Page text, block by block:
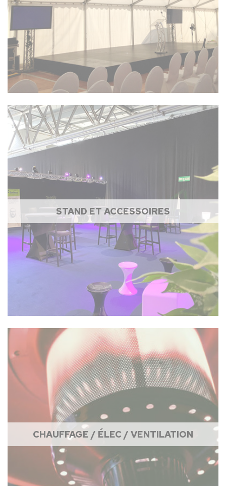
STAND ET ACCESSOIRES
CHAUFFAGE / ÉLEC / VENTILATION